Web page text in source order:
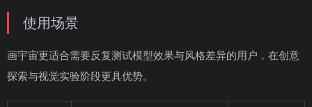
使用场景
画宇宙更适合需要反复测试模型效果与风格差异的用户，在创意
探索与视觉实验阶段更具优势。